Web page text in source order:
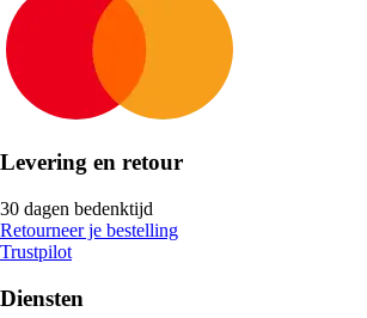
Levering en retour
30 dagen bedenktijd
Retourneer je bestelling
Trustpilot
Diensten